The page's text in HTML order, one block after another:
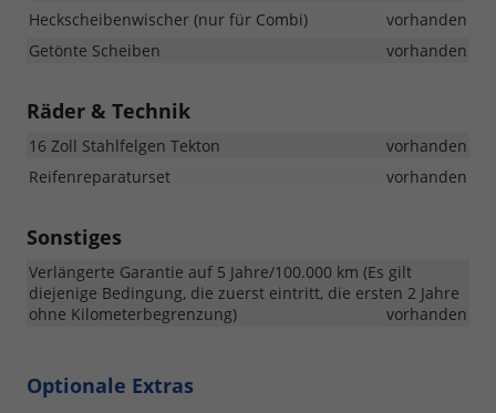
Heckscheibenwischer (nur für Combi)
vorhanden
Getönte Scheiben
vorhanden
Räder & Technik
16 Zoll Stahlfelgen Tekton
vorhanden
Reifenreparaturset
vorhanden
Sonstiges
Verlängerte Garantie auf 5 Jahre/100.000 km (Es gilt
diejenige Bedingung, die zuerst eintritt, die ersten 2 Jahre
ohne Kilometerbegrenzung)
vorhanden
Optionale Extras